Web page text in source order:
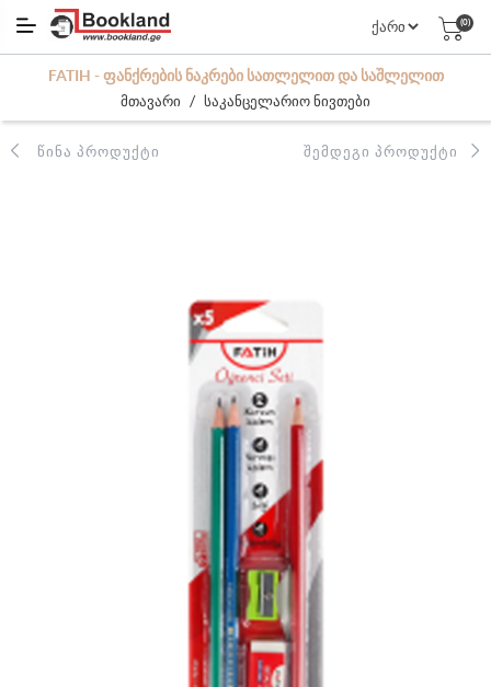
(0)
FATIH - ᲤᲐᲜᲥᲠᲔᲑᲘᲡ ᲜᲐᲙᲠᲔᲑᲘ ᲡᲐᲗᲚᲔᲚᲘᲗ ᲓᲐ ᲡᲐᲨᲚᲔᲚᲘᲗ
მთავარი / საკანცელარიო ნივთები
ᲬᲘᲜᲐ ᲞᲠᲝᲓᲣᲥᲢᲘ ᲨᲔᲛᲓᲔᲒᲘ ᲞᲠᲝᲓᲣᲥᲢᲘ